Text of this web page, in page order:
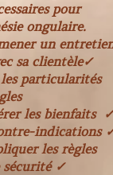
pour
ongulaire.
un
sa clientèle✓
particularités
les bienfaits ✓
indications
les règles
sécurité ✓